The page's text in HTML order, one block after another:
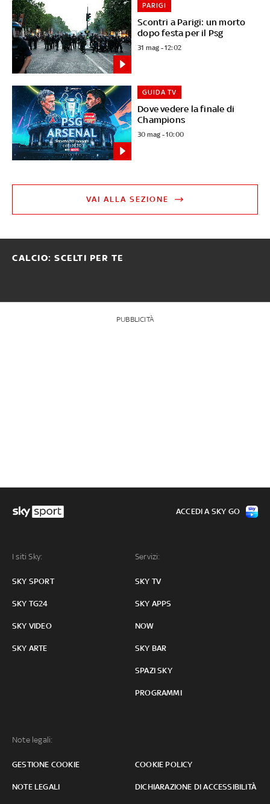
Scontri a Parigi: un morto
dopo festa per il Psg
PARIGI
31 mag - 12:02
Dove vedere la finale di
Champions
GUIDA TV
30 mag - 10:00
VAI ALLA SEZIONE
CALCIO: SCELTI PER TE
PUBBLICITÀ
I siti Sky:
SKY SPORT
SKY TG24
SKY VIDEO
SKY ARTE
Servizi:
SKY TV
SKY APPS
NOW
SKY BAR
SPAZI SKY
PROGRAMMI
Note legali:
GESTIONE COOKIE COOKIE POLICY
NOTE LEGALI DICHIARAZIONE DI ACCESSIBILITÀ
ACCEDI A SKY GO